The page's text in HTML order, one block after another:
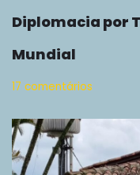
Diplomacia por
Mundial
17 comentários